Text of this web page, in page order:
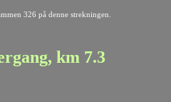
326 på denne strekningen.
km 7.3